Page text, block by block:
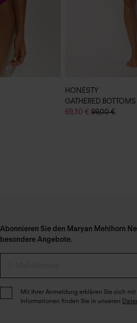
HONESTY
GATHERED BOTTOMS
69,30 € 99,00 €
Abonnieren Sie den Maryan Mehlhorn
besondere Angebote.
Mit Ihrer Anmeldung erklären Sie sich
Informationen finden Sie in unseren